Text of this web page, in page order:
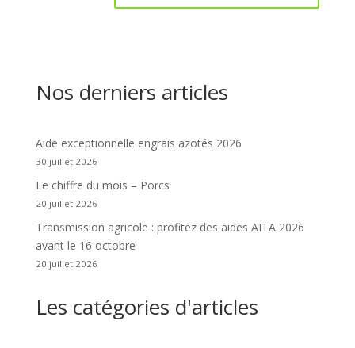
Nos derniers articles
Aide exceptionnelle engrais azotés 2026
30 juillet 2026
Le chiffre du mois – Porcs
20 juillet 2026
Transmission agricole : profitez des aides AITA 2026
avant le 16 octobre
20 juillet 2026
Les catégories d'articles